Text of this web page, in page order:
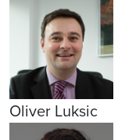
Oliver Luksic